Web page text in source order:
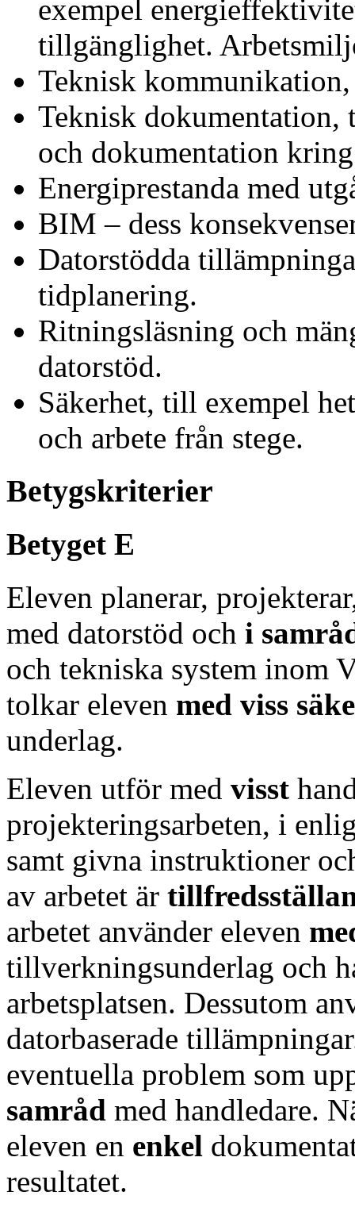
exempel
tillgänglighet.
Teknisk
Teknisk
och dokumentation
Energiprestanda med
BIM – dess
Datorstödda
tidplanering.
Ritningsläsning och
datorstöd.
Säkerhet, till exempel
och arbete från stege.
Betygskriterier
Betyget E
Eleven planerar,
med datorstöd och i
och tekniska system inom
tolkar eleven med viss
underlag.
Eleven utför med visst
projekteringsarbeten, i
samt givna instruktioner
av arbetet är
arbetet använder eleven
tillverkningsunderlag och
arbetsplatsen. Dessutom
datorbaserade
eventuella problem som
samråd med handledare.
eleven en enkel
resultatet.